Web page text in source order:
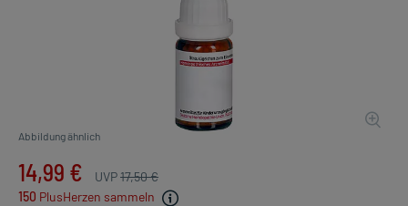
Abbildung ähnlich
14,99 € UVP17,50 €
150 PlusHerzen sammeln